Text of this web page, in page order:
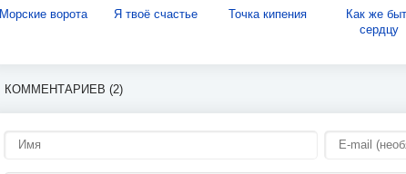
Морские ворота Я твоё счастье Точка кипения
Как же
сердцу
КОММЕНТАРИЕВ (2)